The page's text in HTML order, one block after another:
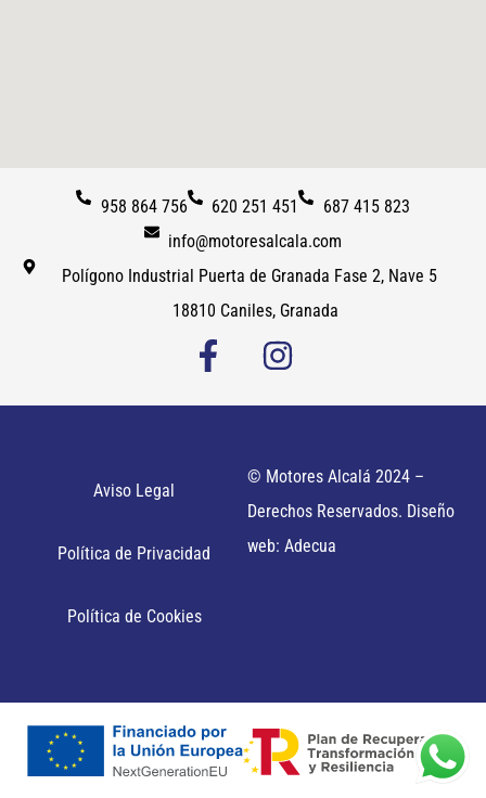
958 864 756 620 251 451
687 415 823
info@motoresalcala.com
Polígono Industrial Puerta de Granada Fase 2, Nave 5
18810 Caniles, Granada
Aviso Legal
Política de Privacidad
Política de Cookies
© Motores Alcalá 2024 –
Derechos Reservados. Diseño
web: Adecua